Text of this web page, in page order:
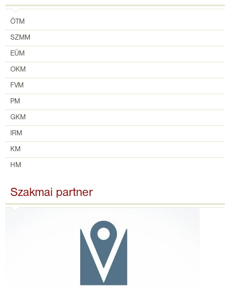
ÖTM
SZMM
EÜM
OKM
FVM
PM
GKM
IRM
KM
HM
Szakmai partner